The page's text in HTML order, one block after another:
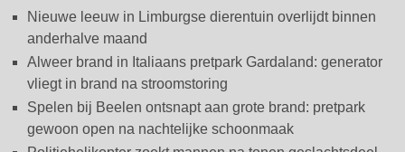
Nieuwe leeuw in Limburgse dierentuin overlijdt binnen
anderhalve maand
Alweer brand in Italiaans pretpark Gardaland: generator
vliegt in brand na stroomstoring
Spelen bij Beelen ontsnapt aan grote brand: pretpark
gewoon open na nachtelijke schoonmaak